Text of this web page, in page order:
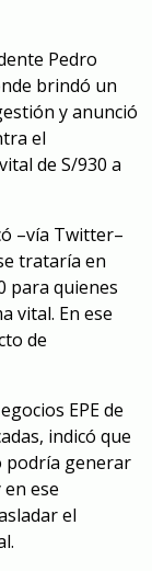
Pedro
brindó un
y anunció
el
de S/930 a
–vía Twitter–
trataría en
para quienes
vital. En ese
de
EPE de
indicó que
podría generar
ese
el